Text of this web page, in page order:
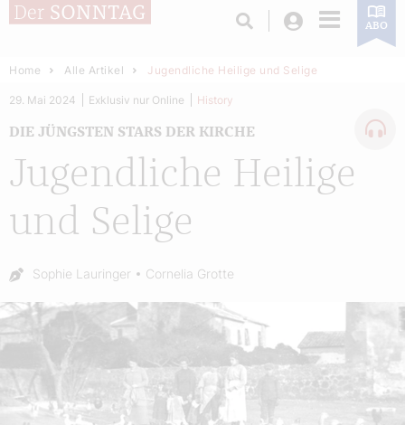
Login ABO
Home Alle Artikel Jugendliche Heilige und Selige
Jugendliche Heilige
und Selige
DIE JÜNGSTEN STARS DER KIRCHE
29. Mai 2024 Exklusiv nur Online History
Autor:
Sophie Lauringer Cornelia Grotte